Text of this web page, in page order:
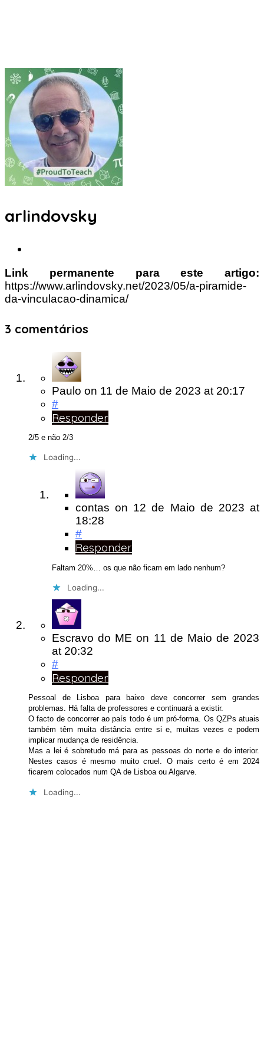
arlindovsky
Link permanente para este artigo:
https://www.arlindovsky.net/2023/05/a-piramide-
da-vinculacao-dinamica/
3 comentários
Paulo on 11 de Maio de 2023 at 20:17
#
Responder
2/5 e não 2/3
Loading...
contas on 12 de Maio de 2023at
18:28
#
Responder
Faltam 20%… os que não ficam em lado nenhum?
Loading...
Escravo do ME on 11 de Maio de 2023
at 20:32
#
Responder
Pessoal de Lisboa para baixo deve concorrer sem grandes
problemas. Há falta de professores e continuará a existir.
O facto de concorrer ao país todo é um pró-forma. Os QZPs atuais
também têm muita distância entre si e, muitas vezes e podem
implicar mudança de residência.
Mas a lei é sobretudo má para as pessoas do norte e do interior.
Nestes casos é mesmo muito cruel. O mais certo é em 2024
ficarem colocados num QA de Lisboa ou Algarve.
Loading...